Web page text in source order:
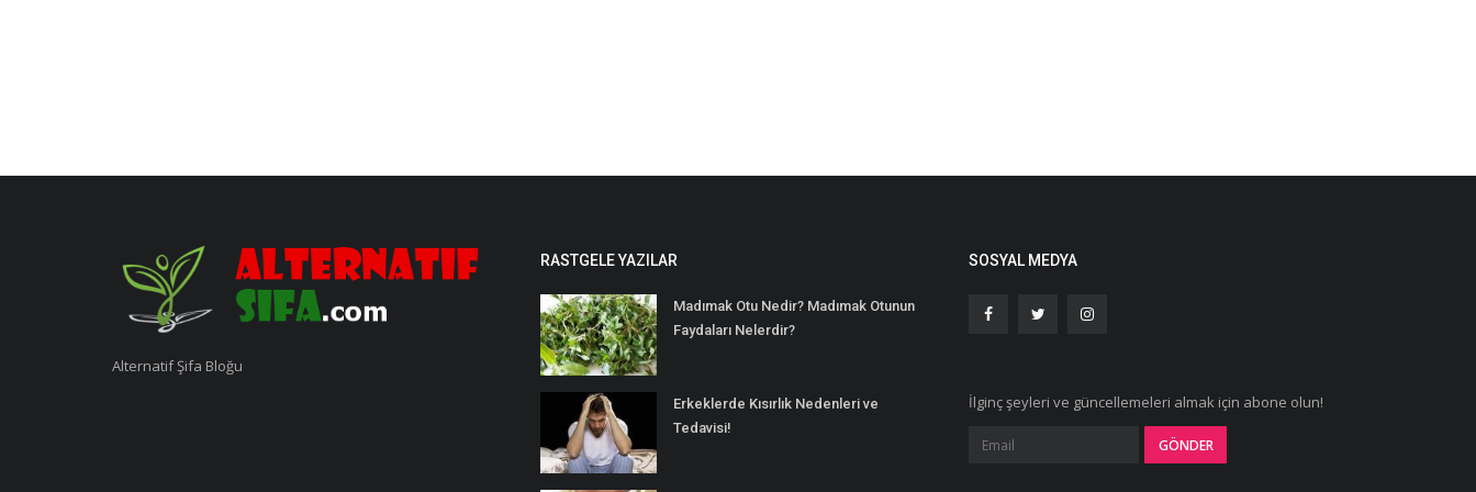
Alternatif Şifa Bloğu
RASTGELE YAZILAR
Madımak Otu Nedir? Madımak Otunun
Faydaları Nelerdir?
Erkeklerde Kısırlık Nedenleri ve
Tedavisi!
SOSYAL MEDYA
İlginç şeyleri ve güncellemeleri almak için abone olun!